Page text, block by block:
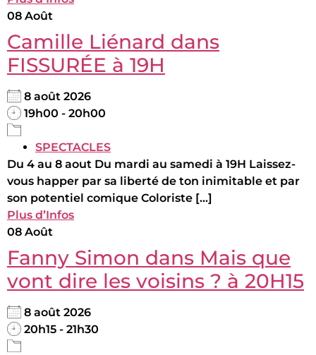
08 Août
Camille Liénard dans
FISSURÉE à 19H
8 août 2026
19h00 - 20h00
SPECTACLES
Du 4 au 8 aout Du mardi au samedi à 19H Laissez-
vous happer par sa liberté de ton inimitable et par
son potentiel comique Coloriste [...]
Plus d’Infos
08 Août
Fanny Simon dans Mais que
vont dire les voisins ? à 20H15
8 août 2026
20h15 - 21h30